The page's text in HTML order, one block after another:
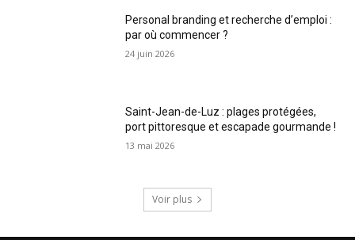
Personal branding et recherche d’emploi :
par où commencer ?
24 juin 2026
Saint-Jean-de-Luz : plages protégées,
port pittoresque et escapade gourmande !
13 mai 2026
Voir plus